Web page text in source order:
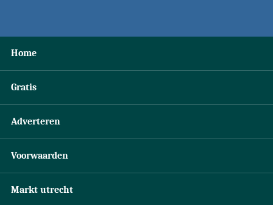
Home
Gratis
Adverteren
Voorwaarden
Markt utrecht